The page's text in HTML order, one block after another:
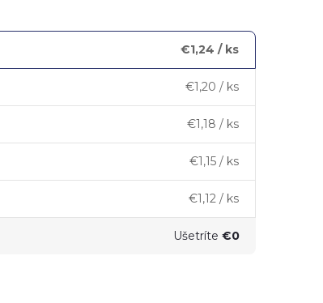
€1,24 / ks
€1,20 / ks
€1,18 / ks
€1,15 / ks
€1,12 / ks
Ušetríte €0